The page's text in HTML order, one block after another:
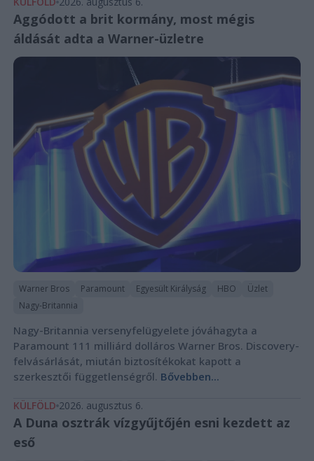
Aggódott a brit kormány, most mégis
áldását adta a Warner-üzletre
Warner Bros Paramount Egyesült Királyság HBO
Üzlet
Nagy-Britannia
Nagy-Britannia versenyfelügyelete jóváhagyta a
Paramount 111 milliárd dolláros Warner Bros. Discovery-
felvásárlását, miután biztosítékokat kapott a
szerkesztői függetlenségről. Bővebben...
KÜLFÖLD 2026. augusztus 6.
A Duna osztrák vízgyűjtőjén esni kezdett az
eső